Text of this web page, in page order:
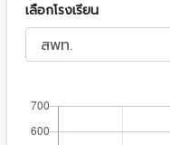
เลือกโรงเรียน